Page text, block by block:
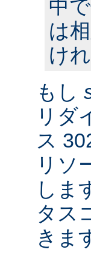
中
は
け
もし
リダ
ス
リソ
しま
タス
きま